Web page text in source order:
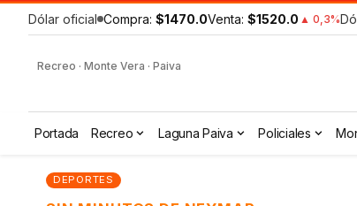
Dólar oficial Compra: $1470.0Venta: $1520.0 ▲ 0,3%
Recreo · Monte Vera · Paiva
Portada Recreo Laguna Paiva Policiales
DEPORTES